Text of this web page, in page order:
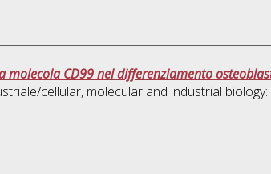
molecola CD99 nel differenziamento
cellular, molecular and industrial